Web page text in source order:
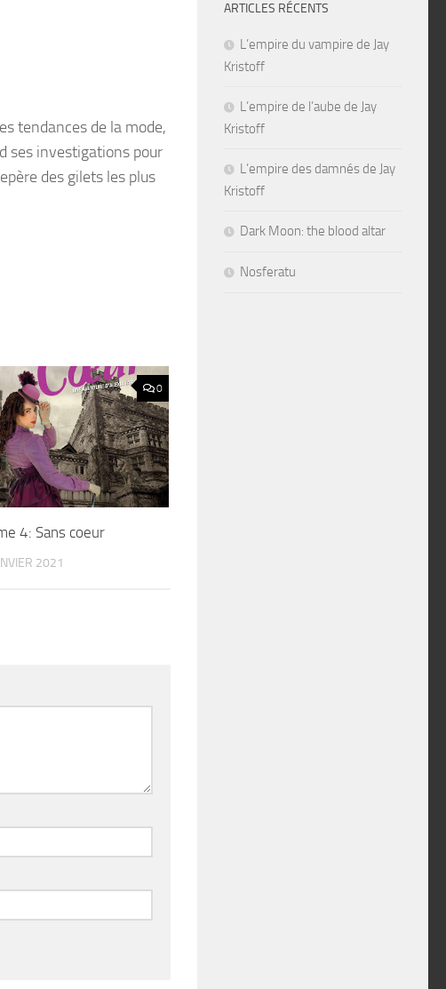
tendances de la mode,
ses investigations pour
des gilets les plus
0
4: Sans coeur
2021
ARTICLES RÉCENTS
L’empire du vampire de Jay
Kristoff
L’empire de l’aube de Jay
Kristoff
L’empire des damnés de Jay
Kristoff
Dark Moon: the blood altar
Nosferatu